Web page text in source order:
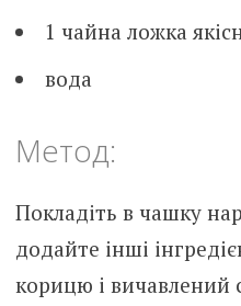
1 чайна ложка
вода
Метод:
Покладіть в чашку
додайте інші
корицю і вичавлений